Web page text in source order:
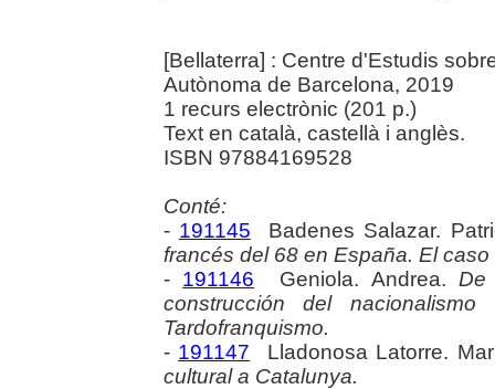
[Bellaterra] : Centre d'Estudis
Autònoma de Barcelona, 2019
1 recurs electrònic (201 p.)
Text en català, castellà i anglès.
ISBN 97884169528
Conté:
- 191145 Badenes Salazar.
francés del 68 en España. El caso
- 191146 Geniola. Andrea.De
construcción del
Tardofranquismo.
- 191147 Lladonosa Latorre.
cultural a Catalunya.